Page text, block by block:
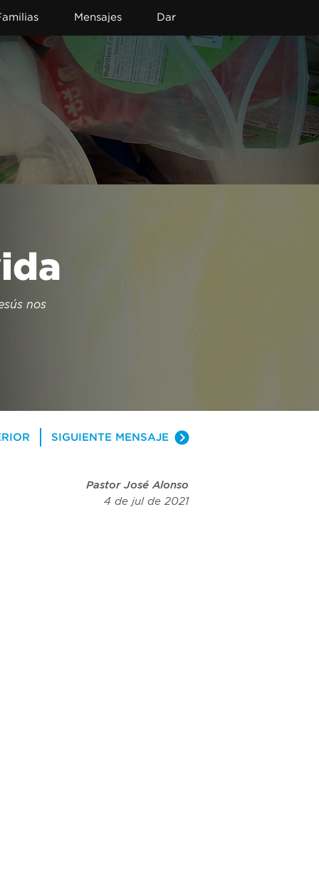
Mensajes Dar
nos
SIGUIENTE MENSAJE
Pastor José Alonso
4 de jul de 2021